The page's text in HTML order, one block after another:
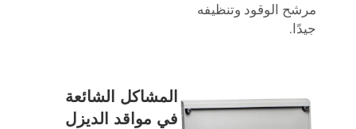
مرشح الوقود وتنظيفه
جيدًا.
المشاكل الشائعة
في مواقد الديزل